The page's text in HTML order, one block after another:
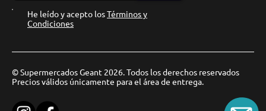
He leído y acepto losTérminos y
Condiciones
© Supermercados Geant 2026. Todos los derechos reservados
Precios válidos únicamente para el área de entrega.